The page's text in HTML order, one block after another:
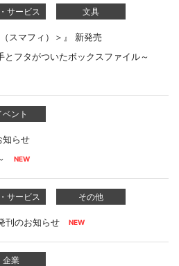
サービス 文具
スマフィ）＞』 新発売
フタがついたボックスファイル～
ベント
知らせ
サービス その他
刊のお知らせ
企業